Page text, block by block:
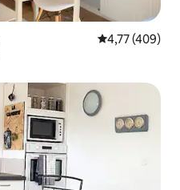
Средна
4,77 (409)